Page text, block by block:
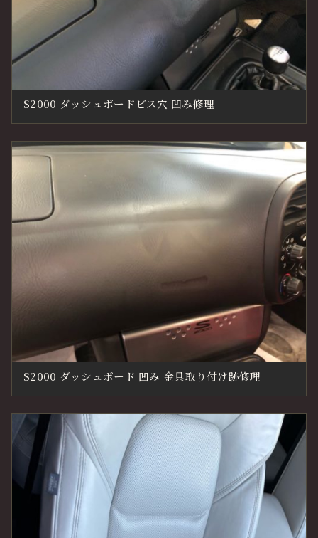
S2000 ダッシュボードビス穴 凹み修理
S2000 ダッシュボード 凹み 金具取り付け跡修理